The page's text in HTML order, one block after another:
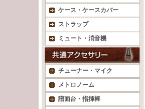
ケース・ケースカバー
ストラップ
ミュート・消音機
チューナー・マイク
メトロノーム
譜面台・指揮棒